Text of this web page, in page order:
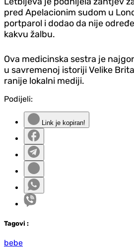
pred Apelacionim sudom u
portparol i dodao da nije
kakvu žalbu.
Ova medicinska sestra je
u savremenoj istoriji Velike
ranije lokalni mediji.
Podijeli:
Link je kopiran!
Tagovi :
bebe